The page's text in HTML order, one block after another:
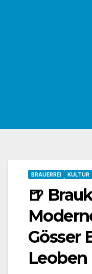
BRAUERREI KULTUR
🍺
Gösser
Leoben